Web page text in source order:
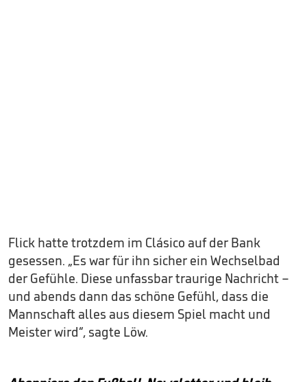
Flick hatte trotzdem im Clásico auf der Bank
gesessen. „Es war für ihn sicher ein Wechselbad
der Gefühle. Diese unfassbar traurige Nachricht –
und abends dann das schöne Gefühl, dass die
Mannschaft alles aus diesem Spiel macht und
Meister wird“, sagte Löw.